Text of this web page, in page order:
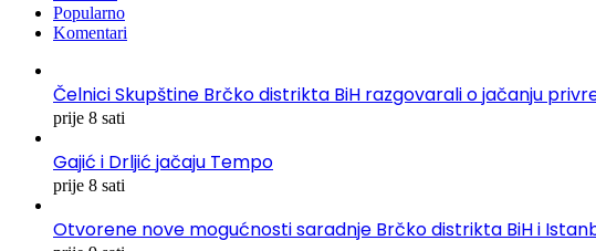
Popularno
Komentari
Čelnici Skupštine Brčko distrikta BiH razgovarali o jačanju
prije 8 sati
Gajić i Drljić jačaju Tempo
prije 8 sati
Otvorene nove mogućnosti saradnje Brčko distrikta BiH i